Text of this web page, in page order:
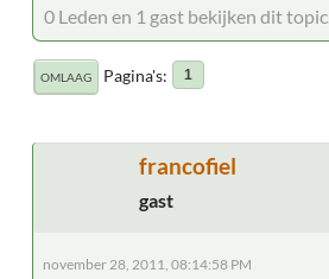
0 Leden en 1 gast bekijken dit topic.
OMLAAG Pagina's 1
francofiel
gast
november 28, 2011, 08:14:58 PM